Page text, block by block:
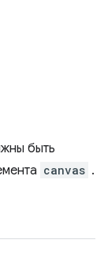
быть
canvas .